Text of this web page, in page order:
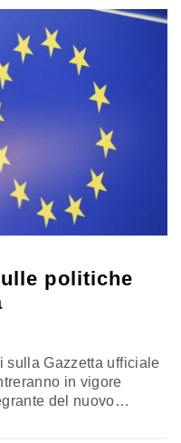
politiche
sulla Gazzetta ufficiale
in vigore
del nuovo